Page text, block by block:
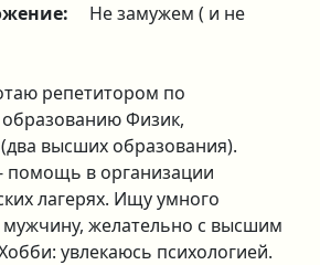
Не замужем ( и не
репетитором по
Физик,
высших образования).
помощь в организации
лагерях. Ищу умного
мужчину, желательно с высшим
увлекаюсь психологией.